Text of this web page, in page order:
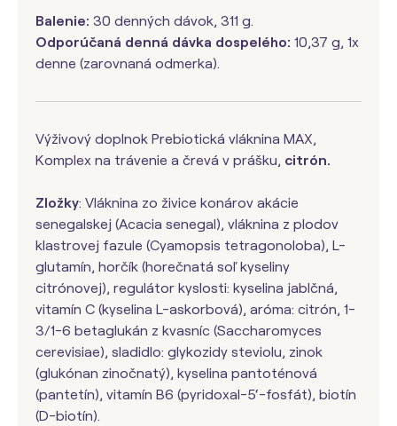
Balenie: 30 denných dávok, 311 g.
Odporúčaná denná dávka dospelého: 10,37 g, 1x
denne (zarovnaná odmerka).
Výživový doplnok Prebiotická vláknina MAX,
Komplex na trávenie a črevá v prášku, citrón.
Zložky: Vláknina zo živice konárov akácie
senegalskej (Acacia senegal), vláknina z plodov
klastrovej fazule (Cyamopsis tetragonoloba), L-
glutamín, horčík (horečnatá soľ kyseliny
citrónovej), regulátor kyslosti: kyselina jablčná,
vitamín C (kyselina L-askorbová), aróma: citrón, 1-
3/1-6 betaglukán z kvasníc (Saccharomyces
cerevisiae), sladidlo: glykozidy steviolu, zinok
(glukónan zinočnatý), kyselina pantoténová
(pantetín), vitamín B6 (pyridoxal-5‘-fosfát), biotín
(D-biotín).